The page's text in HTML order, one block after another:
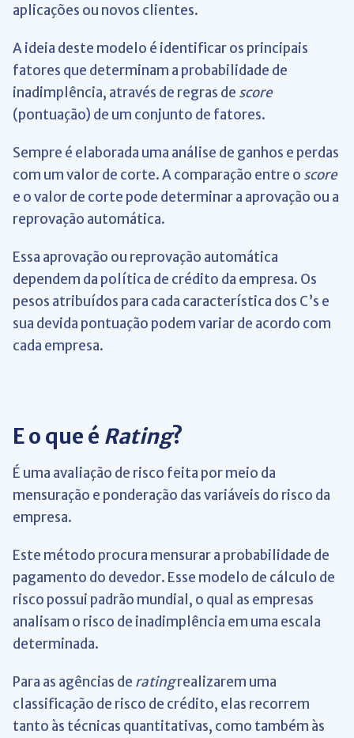
aplicações ou novos clientes.
A ideia deste modelo é identificar os principais
fatores que determinam a probabilidade de
inadimplência, através de regras de score
(pontuação) de um conjunto de fatores.
Sempre é elaborada uma análise de ganhos e perdas
com um valor de corte. A comparação entre o score
e o valor de corte pode determinar a aprovação ou a
reprovação automática.
Essa aprovação ou reprovação automática
dependem da política de crédito da empresa. Os
pesos atribuídos para cada característica dos C’s e
sua devida pontuação podem variar de acordo com
cada empresa.
E o que é Rating?
É uma avaliação de risco feita por meio da
mensuração e ponderação das variáveis do risco da
empresa.
Este método procura mensurar a probabilidade de
pagamento do devedor. Esse modelo de cálculo de
risco possui padrão mundial, o qual as empresas
analisam o risco de inadimplência em uma escala
determinada.
Para as agências de ratingrealizarem uma
classificação de risco de crédito, elas recorrem
tanto às técnicas quantitativas, como também às